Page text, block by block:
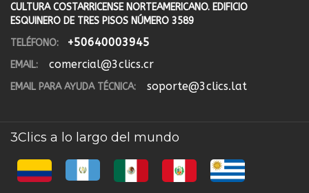
CULTURA COSTARRICENSE NORTEAMERICANO. EDIFICIO
ESQUINERO DE TRES PISOS NÚMERO 3589
TELÉFONO:
+50640003945
EMAIL: comercial@3clics.cr
EMAIL PARA AYUDA TÉCNICA: soporte@3clics.lat
3Clics a lo largo del mundo